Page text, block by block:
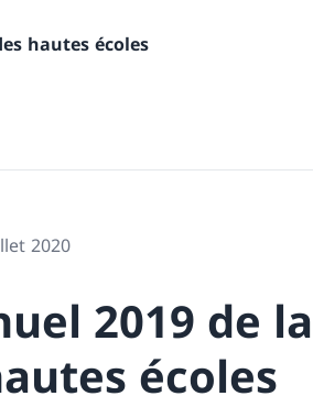
hautes écoles
2020
2019 de
écoles